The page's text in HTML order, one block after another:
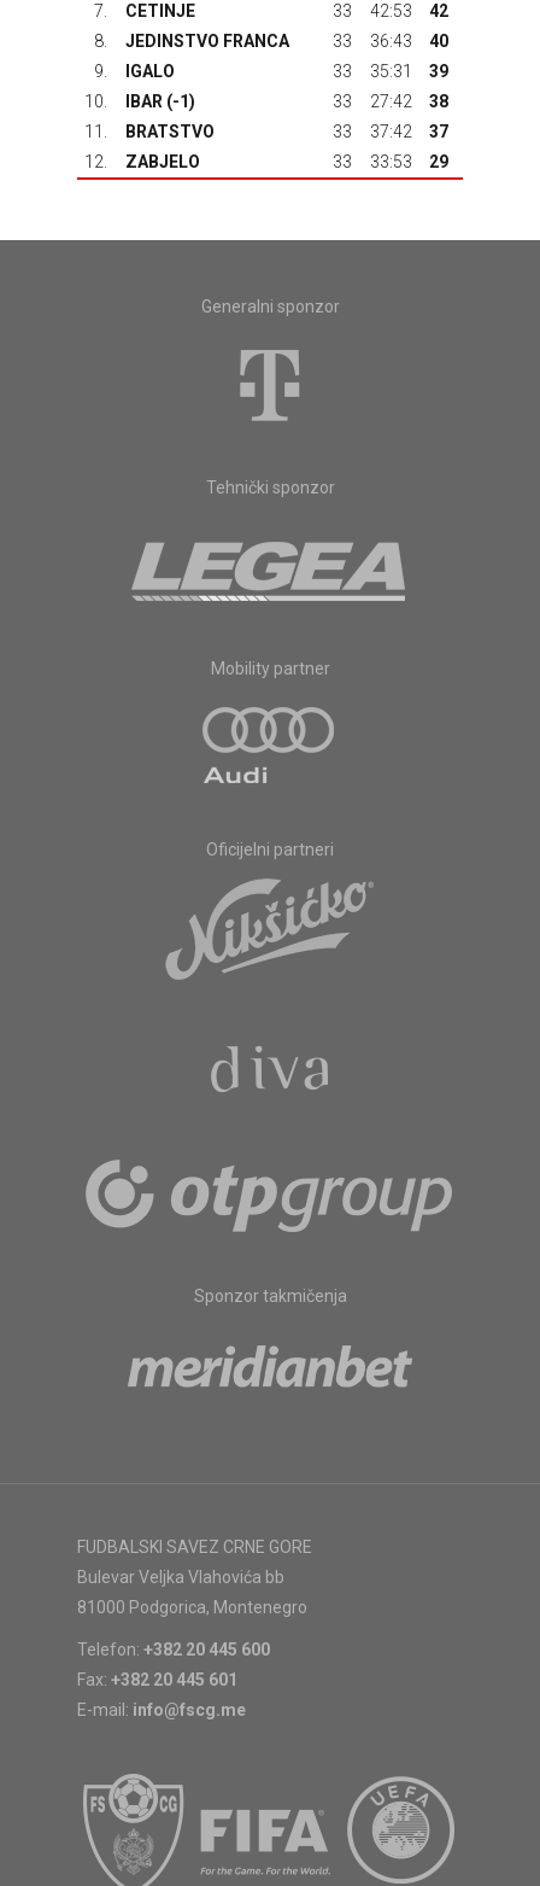
7.
CETINJE 33 42:53
42
8.
JEDINSTVO FRANCA 33 36:43
40
9.
IGALO 33 35:31
39
10.
IBAR (-1) 33 27:42
38
11.
BRATSTVO 33 37:42
37
12.
ZABJELO 33 33:53 29
Generalni sponzor
Tehnički sponzor
Mobility partner
Oficijelni partneri
Sponzor takmičenja
FUDBALSKI SAVEZ CRNE GORE
Bulevar Veljka Vlahovića bb
81000 Podgorica, Montenegro
Telefon: +382 20 445 600
Fax: +382 20 445 601
E-mail: info@fscg.me